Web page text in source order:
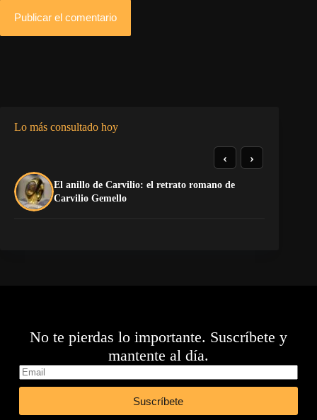
Publicar el comentario
Lo más consultado hoy
El anillo de Carvilio: el retrato romano de
Carvilio Gemello
‹ ›
No te pierdas lo importante. Suscríbete y
mantente al día.
Suscríbete